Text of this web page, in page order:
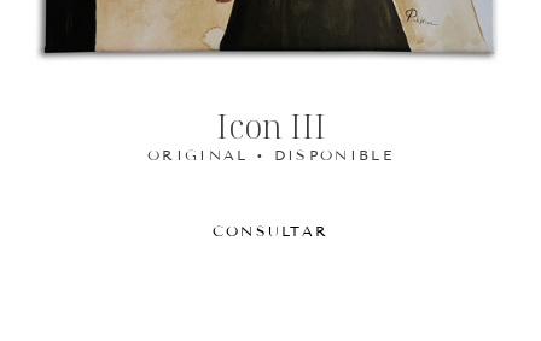
Icon III
ORIGINAL • DISPONIBLE
CONSULTAR